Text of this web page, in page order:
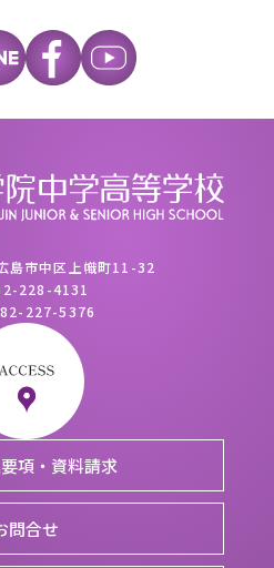
市中区上幟町11-32
228-4131
227-5376
項・資料請求
問合せ